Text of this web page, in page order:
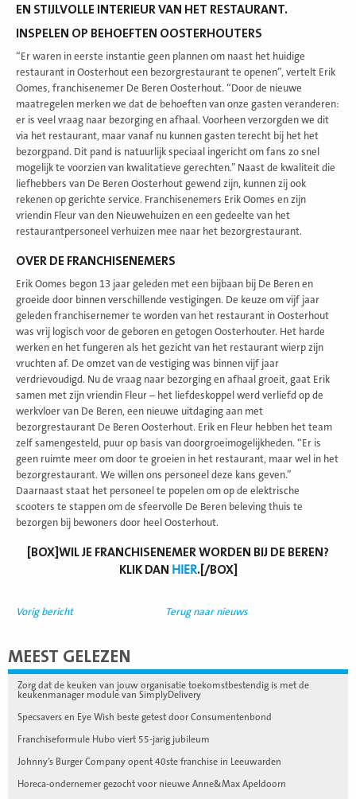
EN STIJLVOLLE INTERIEUR VAN HET RESTAURANT.
INSPELEN OP BEHOEFTEN OOSTERHOUTERS
“Er waren in eerste instantie geen plannen om naast het huidige
restaurant in Oosterhout een bezorgrestaurant te openen”, vertelt Erik
Oomes, franchisenemer De Beren Oosterhout. “Door de nieuwe
maatregelen merken we dat de behoeften van onze gasten veranderen:
er is veel vraag naar bezorging en afhaal. Voorheen verzorgden we dit
via het restaurant, maar vanaf nu kunnen gasten terecht bij het het
bezorgpand. Dit pand is natuurlijk speciaal ingericht om fans zo snel
mogelijk te voorzien van kwalitatieve gerechten.” Naast de kwaliteit die
liefhebbers van De Beren Oosterhout gewend zijn, kunnen zij ook
rekenen op gerichte service. Franchisenemers Erik Oomes en zijn
vriendin Fleur van den Nieuwehuizen en een gedeelte van het
restaurantpersoneel verhuizen mee naar het bezorgrestaurant.
OVER DE FRANCHISENEMERS
Erik Oomes begon 13 jaar geleden met een bijbaan bij De Beren en
groeide door binnen verschillende vestigingen. De keuze om vijf jaar
geleden franchisernemer te worden van het restaurant in Oosterhout
was vrij logisch voor de geboren en getogen Oosterhouter. Het harde
werken en het fungeren als het gezicht van het restaurant wierp zijn
vruchten af. De omzet van de vestiging was binnen vijf jaar
verdrievoudigd. Nu de vraag naar bezorging en afhaal groeit, gaat Erik
samen met zijn vriendin Fleur – het liefdeskoppel werd verliefd op de
werkvloer van De Beren, een nieuwe uitdaging aan met
bezorgrestaurant De Beren Oosterhout. Erik en Fleur hebben het team
zelf samengesteld, puur op basis van doorgroeimogelijkheden. “Er is
geen ruimte meer om door te groeien in het restaurant, maar wel in het
bezorgrestaurant. We willen ons personeel deze kans geven.”
Daarnaast staat het personeel te popelen om op de elektrische
scooters te stappen om de sfeervolle De Beren beleving thuis te
bezorgen bij bewoners door heel Oosterhout.
[BOX]WIL JE FRANCHISENEMER WORDEN BIJ DE BEREN?
KLIK DAN HIER.[/BOX]
Vorig bericht Terug naar nieuws
MEEST GELEZEN
Zorg dat de keuken van jouw organisatie toekomstbestendig is met de
keukenmanager module van SimplyDelivery
Specsavers en Eye Wish beste getest door Consumentenbond
Franchiseformule Hubo viert 55-jarig jubileum
Johnny’s Burger Company opent 40ste franchise in Leeuwarden
Horeca-ondernemer gezocht voor nieuwe Anne&Max Apeldoorn